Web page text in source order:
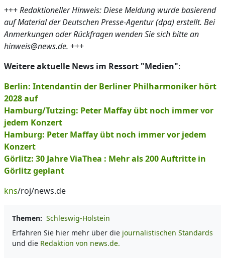
+++Redaktioneller Hinweis: Diese Meldung wurde basierend
auf Material der Deutschen Presse-Agentur (dpa) erstellt. Bei
Anmerkungen oder Rückfragen wenden Sie sich bitte an
hinweis@news.de. +++
Weitere aktuelle News im Ressort "Medien":
Berlin: Intendantin der Berliner Philharmoniker hört
2028 auf
Hamburg/Tutzing: Peter Maffay übt noch immer vor
jedem Konzert
Hamburg: Peter Maffay übt noch immer vor jedem
Konzert
Görlitz: 30 Jahre ViaThea : Mehr als 200 Auftritte in
Görlitz geplant
kns/roj/news.de
Themen: Schleswig-Holstein
Erfahren Sie hier mehr über die journalistischen Standards
und die Redaktion von news.de.